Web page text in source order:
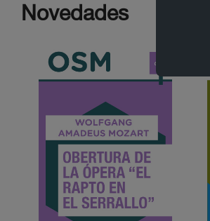
Novedades